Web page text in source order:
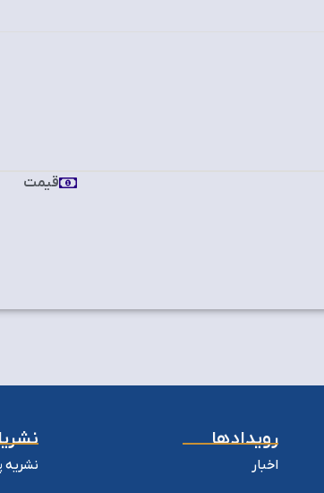
قیمت
رویدادها
اخبار نشریه